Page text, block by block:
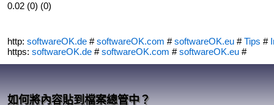
0.02 (0) (0)
http: softwareOK.de #softwareOK.com #softwareOK.eu #Tips #
https: softwareOK.de #softwareOK.com #softwareOK.eu #
如何將內容貼到檔案總管中？